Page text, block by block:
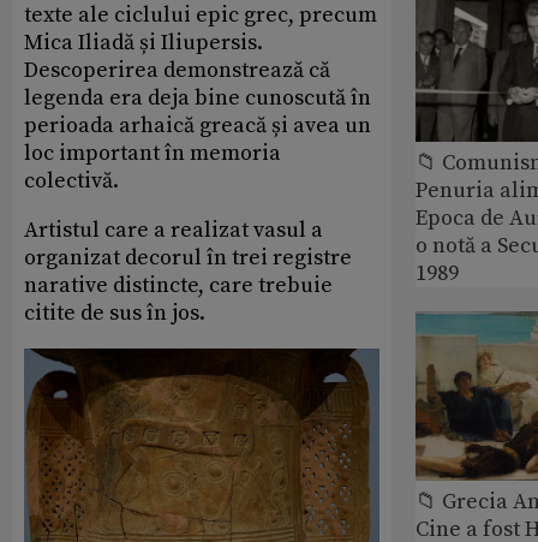
texte ale ciclului epic grec, precum
Mica Iliadă și Iliupersis.
Descoperirea demonstrează că
legenda era deja bine cunoscută în
perioada arhaică greacă și avea un
loc important în memoria
colectivă.
Artistul care a realizat vasul a
organizat decorul în trei registre
narative distincte, care trebuie
citite de sus în jos.
📁
Penuria
Epoca de
o notă a
1989
📁 Grecia
Cine a fost